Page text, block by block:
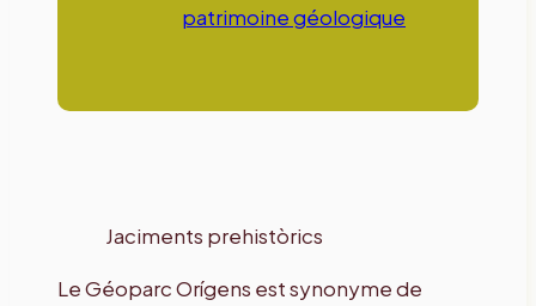
patrimoine géologique
Jaciments prehistòrics
Le Géoparc Orígens est synonyme de